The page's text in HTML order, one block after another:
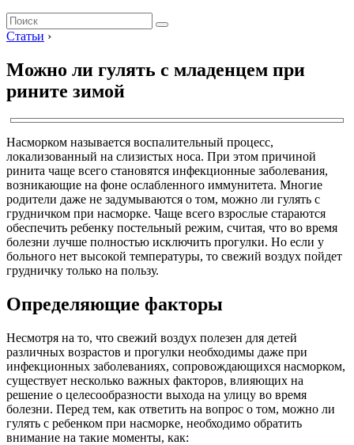
Статьи ›
Можно ли гулять с младенцем при
рините зимой
Насморком называется воспалительный процесс,
локализованный на слизистых носа. При этом причиной
ринита чаще всего становятся инфекционные заболевания,
возникающие на фоне ослабленного иммунитета. Многие
родители даже не задумываются о том, можно ли гулять с
грудничком при насморке. Чаще всего взрослые стараются
обеспечить ребенку постельный режим, считая, что во время
болезни лучше полностью исключить прогулки. Но если у
больного нет высокой температуры, то свежий воздух пойдет
грудничку только на пользу.
Определяющие факторы
Несмотря на то, что свежий воздух полезен для детей
различных возрастов и прогулки необходимы даже при
инфекционных заболеваниях, сопровождающихся насморком,
существует несколько важных факторов, влияющих на
решение о целесообразности выхода на улицу во время
болезни. Перед тем, как ответить на вопрос о том, можно ли
гулять с ребенком при насморке, необходимо обратить
внимание на такие моменты, как: